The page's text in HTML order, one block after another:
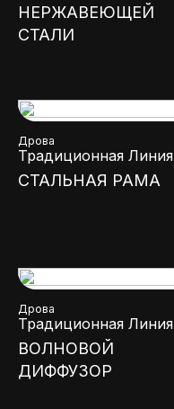
НЕРЖАВЕЮЩЕЙ
СТАЛИ
Дрова
Традиционная Линия
СТАЛЬНАЯ РАМА
Дрова
Традиционная Линия
ВОЛНОВОЙ
ДИФФУЗОР